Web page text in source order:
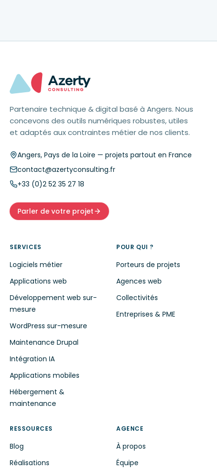
Partenaire technique & digital basé à Angers. Nous
concevons des outils numériques robustes, utiles
et adaptés aux contraintes métier de nos clients.
Angers, Pays de la Loire — projets partout en France
contact@azertyconsulting.fr
+33 (0)2 52 35 27 18
Parler de votre projet
SERVICES
Logiciels métier
Applications web
Développement web sur-
mesure
WordPress sur-mesure
Maintenance Drupal
Intégration IA
Applications mobiles
Hébergement &
maintenance
POUR QUI ?
Porteurs de projets
Agences web
Collectivités
Entreprises & PME
RESSOURCES
Blog
Réalisations
AGENCE
À propos
Équipe